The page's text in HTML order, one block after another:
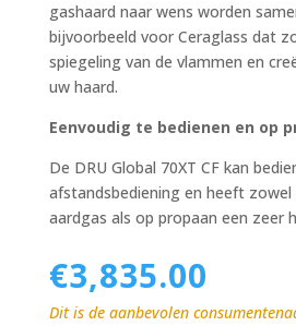
gashaard naar wens worden
bijvoorbeeld voor Ceraglass dat
spiegeling van de vlammen en
uw haard.
Eenvoudig te bedienen en op
De DRU Global 70XT CF kan
afstandsbediening en heeft
aardgas als op propaan een zeer
€3,835.00
Dit is de aanbevolen